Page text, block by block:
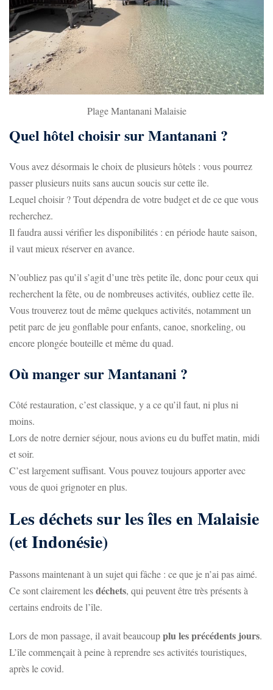
Plage Mantanani Malaisie
Quel hôtel choisir sur Mantanani ?
Vous avez désormais le choix de plusieurs hôtels : vous pourrez
passer plusieurs nuits sans aucun soucis sur cette île.
Lequel choisir ? Tout dépendra de votre budget et de ce que vous
recherchez.
Il faudra aussi vérifier les disponibilités : en période haute saison,
il vaut mieux réserver en avance.
N’oubliez pas qu’il s’agit d’une très petite île, donc pour ceux qui
recherchent la fête, ou de nombreuses activités, oubliez cette île.
Vous trouverez tout de même quelques activités, notamment un
petit parc de jeu gonflable pour enfants, canoe, snorkeling, ou
encore plongée bouteille et même du quad.
Où manger sur Mantanani ?
Côté restauration, c’est classique, y a ce qu’il faut, ni plus ni
moins.
Lors de notre dernier séjour, nous avions eu du buffet matin, midi
et soir.
C’est largement suffisant. Vous pouvez toujours apporter avec
vous de quoi grignoter en plus.
Les déchets sur les îles en Malaisie
(et Indonésie)
Passons maintenant à un sujet qui fâche : ce que je n’ai pas aimé.
Ce sont clairement lesdéchets, qui peuvent être très présents à
certains endroits de l’île.
Lors de mon passage, il avait beaucoupplu les précédents jours.
L’île commençait à peine à reprendre ses activités touristiques,
après le covid.